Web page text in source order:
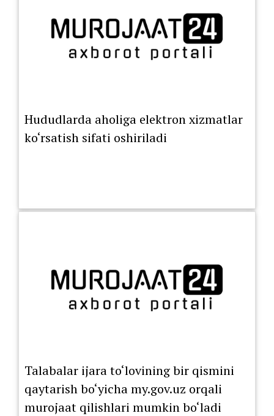
Hududlarda aholiga elektron xizmatlar
ko‘rsatish sifati oshiriladi
Talabalar ijara to‘lovining bir qismini
qaytarish bo‘yicha my.gov.uz orqali
murojaat qilishlari mumkin bo‘ladi